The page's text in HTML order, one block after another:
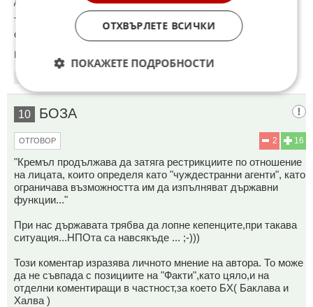
Ти от къде знаеш, че не е умрял??? По двойниците ли
съдиш?
Коментиран от
10 БОЗА
16
2
ОТГОВОР
"Кремъл продължава да затяга рестрикциите по отношение
на лицата, които определя като "чуждестранни агенти", като
ограничава възможността им да изпълняват държавни
функции..."
При нас държавата трябва да лопне кепенците,при такава
ситуация...НПОта са навсякъде ... ;-)))
Този коментар изразява личното мнение на автора. То може
да не съвпада с позициите на "Факти",като цяло,и на
отделни коментиращи в частност,за което БХ( Баклава и
Халва )
ОТХВЪРЛЕТЕ ВСИЧКИ
ПОКАЖЕТЕ ПОДРОБНОСТИ